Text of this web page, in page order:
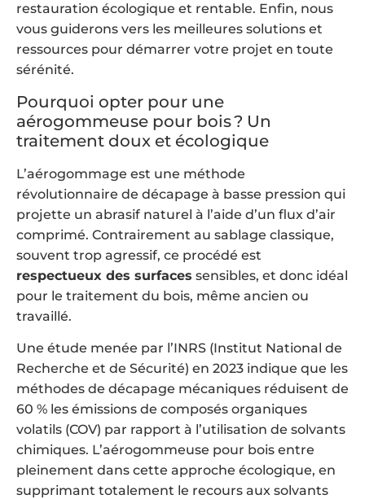
restauration écologique et rentable. Enfin, nous
vous guiderons vers les meilleures solutions et
ressources pour démarrer votre projet en toute
sérénité.
Pourquoi opter pour une
aérogommeuse pour bois ? Un
traitement doux et écologique
L’aérogommage est une méthode
révolutionnaire de décapage à basse pression qui
projette un abrasif naturel à l’aide d’un flux d’air
comprimé. Contrairement au sablage classique,
souvent trop agressif, ce procédé est
respectueux des surfaces sensibles, et donc idéal
pour le traitement du bois, même ancien ou
travaillé.
Une étude menée par l’INRS (Institut National de
Recherche et de Sécurité) en 2023 indique que les
méthodes de décapage mécaniques réduisent de
60 % les émissions de composés organiques
volatils (COV) par rapport à l’utilisation de solvants
chimiques. L’aérogommeuse pour bois entre
pleinement dans cette approche écologique, en
supprimant totalement le recours aux solvants